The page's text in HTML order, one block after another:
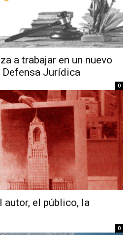
a trabajar en un nuevo
Jurídica
0
autor, el público, la
0